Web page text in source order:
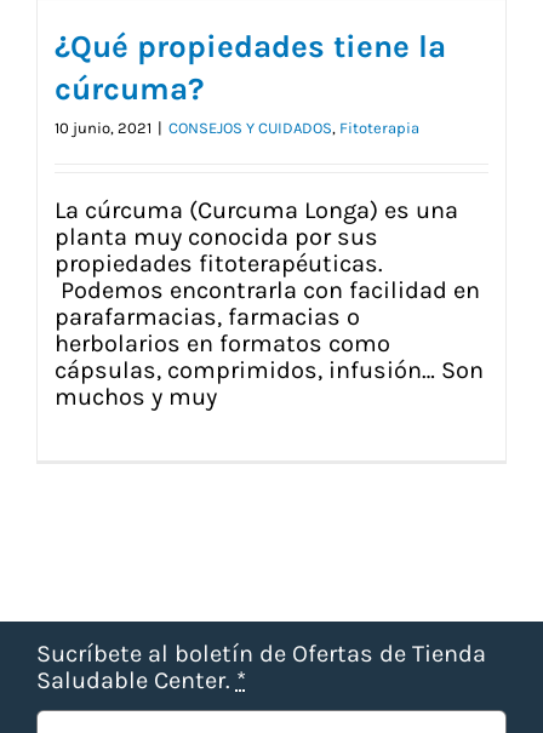
¿Qué propiedades tiene la
cúrcuma?
10 junio, 2021 | CONSEJOS Y CUIDADOS, Fitoterapia
La cúrcuma (Curcuma Longa) es una
planta muy conocida por sus
propiedades fitoterapéuticas.
Podemos encontrarla con facilidad en
parafarmacias, farmacias o
herbolarios en formatos como
cápsulas, comprimidos, infusión… Son
muchos y muy
Sucríbete al boletín de Ofertas de Tienda
Saludable Center. *